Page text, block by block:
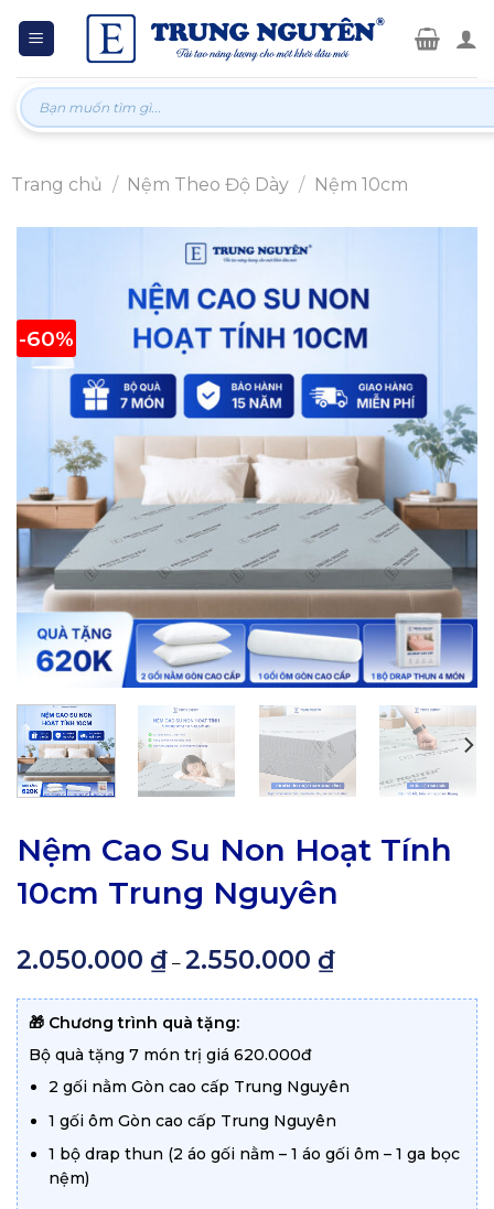
Tìm
kiếm:
Trang chủ / Nệm Theo Độ Dày / Nệm 10cm
-60%
Nệm Cao Su Non Hoạt Tính
10cm Trung Nguyên
2.050.000 ₫ – 2.550.000 ₫Khoảng
2.050.000 ₫
🎁 Chương trình quà tặng:
Bộ quà tặng 7 món trị giá 620.000đ
2 gối nằm Gòn cao cấp Trung Nguyên
1 gối ôm Gòn cao cấp Trung Nguyên
1 bộ drap thun (2 áo gối nằm – 1 áo gối ôm – 1 ga bọc
nệm)